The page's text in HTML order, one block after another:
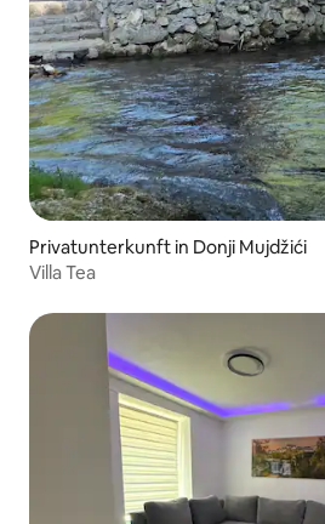
Privatunterkunft in Donji Mujdžići
Villa Tea